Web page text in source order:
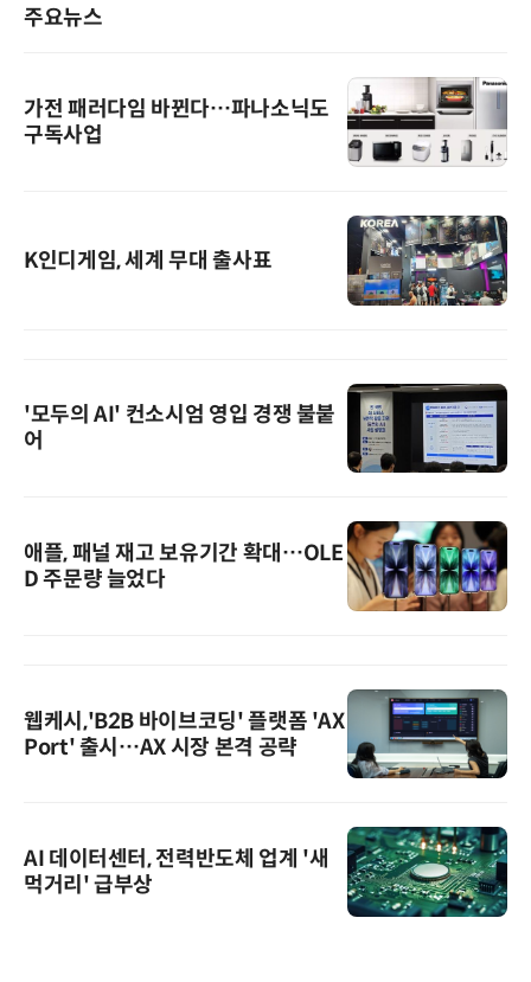
주요뉴스
가전 패러다임 바뀐다…파나소닉도
구독사업
K인디게임, 세계 무대 출사표
'모두의 AI' 컨소시엄 영입 경쟁 불붙
어
애플, 패널 재고 보유기간 확대…OLE
D 주문량 늘었다
웹케시,'B2B 바이브코딩' 플랫폼 'AX
Port' 출시…AX 시장 본격 공략
AI 데이터센터, 전력반도체 업계 '새
먹거리' 급부상